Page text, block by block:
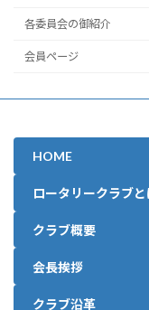
各委員会の御紹介
会員ページ
HOME
ロータリークラブと
クラブ概要
会長挨拶
クラブ沿革